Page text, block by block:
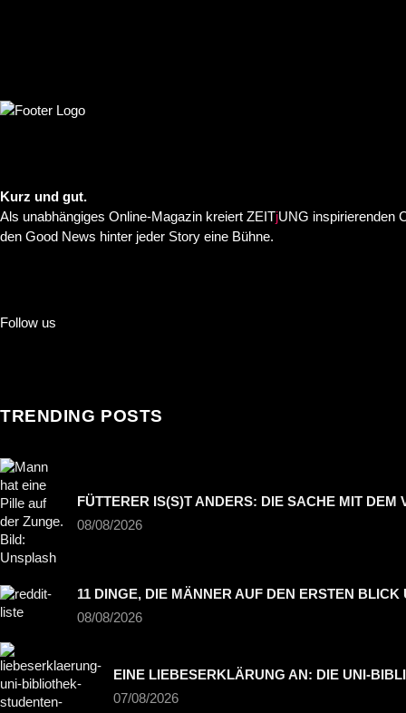
PREVIOUS POST
Kurz und gut.
Als unabhängiges Online-Magazin kreiert ZEITjUNG inspirierenden
den Good News hinter jeder Story eine Bühne.
Follow us
TRENDING POSTS
FÜTTERER IS(S)T ANDERS: DIE SACHE MIT DEM
08/08/2026
11 DINGE, DIE MÄNNER AUF DEN ERSTEN
08/08/2026
EINE LIEBESERKLÄRUNG AN: DIE UNI-
07/08/2026